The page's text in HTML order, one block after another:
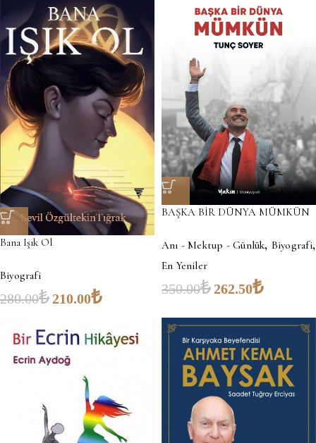
Bana Işık Ol
Biyografi
280.00₺210.00₺
BAŞKA BİR DÜNYA MÜMKÜN
Anı - Mektup - Günlük, Biyografi,
En Yeniler
350.00₺262.50₺